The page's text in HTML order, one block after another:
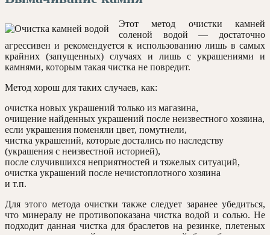
Этот метод очистки камней
соленой водой — достаточно
агрессивен и рекомендуется к использованию лишь в самых
крайних (запущенных) случаях и лишь с украшениями и
камнями, которым такая чистка не повредит.
Метод хорош для таких случаев, как:
очистка новых украшений только из магазина,
очищение найденных украшений после неизвестного хозяина,
если украшения поменяли цвет, помутнели,
чистка украшений, которые достались по наследству
(украшения с неизвестной историей),
после случившихся неприятностей и тяжелых ситуаций,
очистка украшений после нечистоплотного хозяина
и т.п.
Для этого метода очистки также следует заранее убедиться,
что минералу не противопоказана чистка водой и солью. Не
подходит данная чистка для браслетов на резинке, плетеных